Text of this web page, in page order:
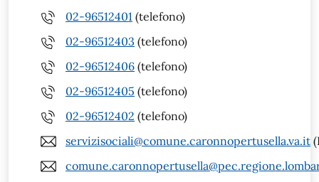
02-96512401 (telefono)
02-96512403 (telefono)
02-96512406 (telefono)
02-96512405 (telefono)
02-96512402 (telefono)
servizisociali@comune.caronnopertusella.va.it